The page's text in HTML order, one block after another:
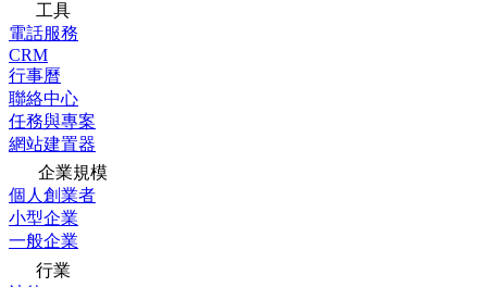
工具
電話服務
CRM
行事曆
聯絡中心
任務與專案
網站建置器
企業規模
個人創業者
小型企業
一般企業
行業